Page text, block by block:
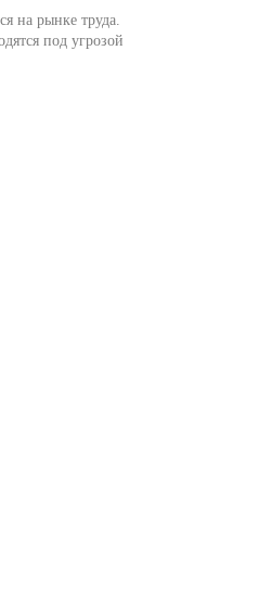
на рынке труда.
под угрозой